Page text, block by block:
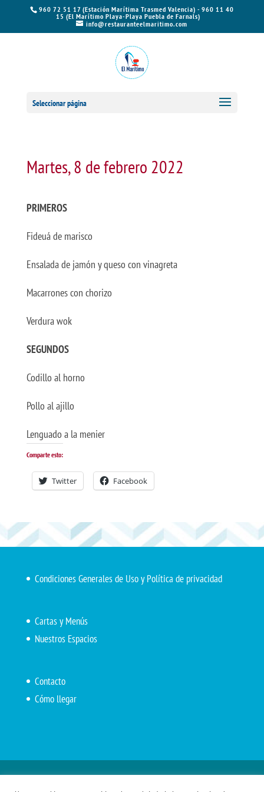
960 72 51 17 (Estación Marítima Trasmed Valencia) - 960 11 40
15 (El Marítimo Playa-Playa Puebla de Farnals)
info@restauranteelmaritimo.com
Seleccionar página
Martes, 8 de febrero 2022
PRIMEROS
Fideuá de marisco
Ensalada de jamón y queso con vinagreta
Macarrones con chorizo
Verdura wok
SEGUNDOS
Codillo al horno
Pollo al ajillo
Lenguado a la menier
Comparte esto:
Twitter Facebook
Condiciones Generales de Uso y Política de privacidad
Cartas y Menús
Nuestros Espacios
Contacto
Cómo llegar